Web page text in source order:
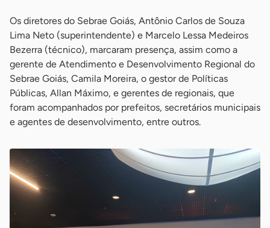
Os diretores do Sebrae Goiás, Antônio Carlos de Souza
Lima Neto (superintendente) e Marcelo Lessa Medeiros
Bezerra (técnico), marcaram presença, assim como a
gerente de Atendimento e Desenvolvimento Regional do
Sebrae Goiás, Camila Moreira, o gestor de Políticas
Públicas, Allan Máximo, e gerentes de regionais, que
foram acompanhados por prefeitos, secretários municipais
e agentes de desenvolvimento, entre outros.